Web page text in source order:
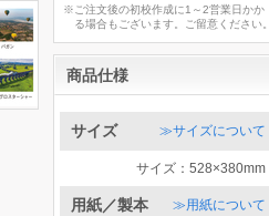
※ご注文後の初校作成に1～2営業日かか
る場合もございます。ご留意ください。
商品仕様
サイズ ≫サイズについて
サイズ：528×380mm
用紙／製本 ≫用紙について